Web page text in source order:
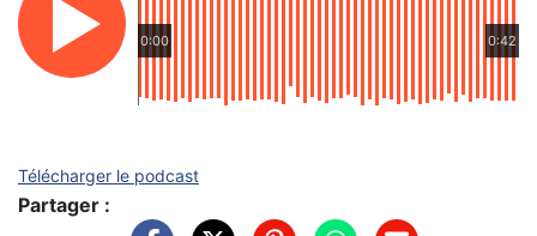
0:00 0:42
Télécharger le podcast
Partager :